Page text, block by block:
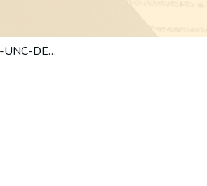
RHCD-2025-40-UNC-DEC#FD